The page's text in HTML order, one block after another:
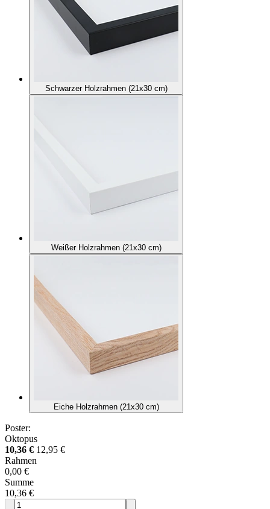
Schwarzer Holzrahmen (21x30 cm)
Weißer Holzrahmen (21x30 cm)
Eiche Holzrahmen (21x30 cm)
Poster:
Oktopus
10,36 € 12,95 €
Rahmen
0,00 €
Summe
10,36 €